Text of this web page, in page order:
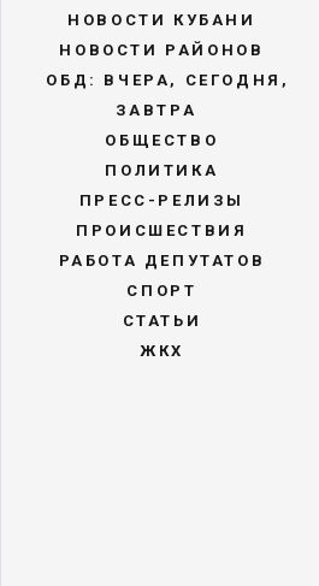
НОВОСТИ КУБАНИ
НОВОСТИ РАЙОНОВ
ОБД: ВЧЕРА, СЕГОДНЯ,
ЗАВТРА
ОБЩЕСТВО
ПОЛИТИКА
ПРЕСС-РЕЛИЗЫ
ПРОИСШЕСТВИЯ
РАБОТА ДЕПУТАТОВ
СПОРТ
СТАТЬИ
ЖКХ